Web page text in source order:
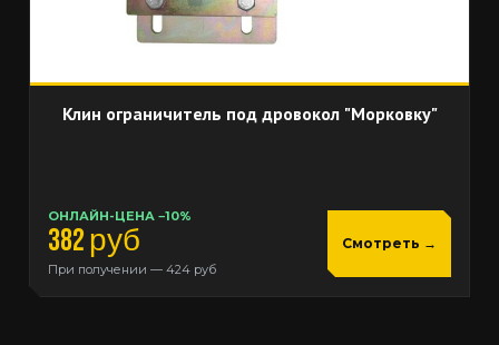
Клин ограничитель под дровокол "Морковку"
ОНЛАЙН-ЦЕНА −10%
382 руб
При получении — 424 руб
Смотреть →